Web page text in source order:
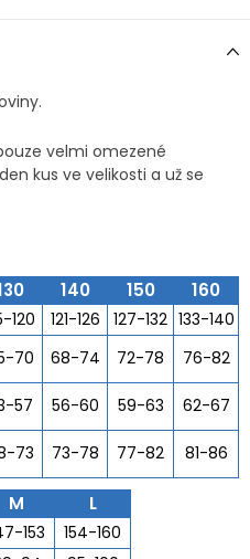
velmi omezené
kus ve velikosti a už se
140 150 160
120 121-126 127-132 133-140
70 68-74 72-78
76-82
57 56-60 59-63
62-67
73 73-78 77-82 81-86
M L
153
154-160